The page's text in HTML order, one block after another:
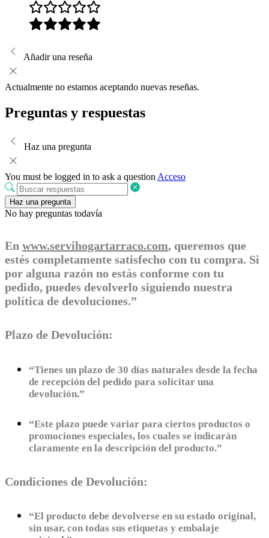
Añadir una reseña
Actualmente no estamos aceptando nuevas reseñas.
Preguntas y respuestas
Haz una pregunta
You must be logged in to ask a question Acceso
Haz una pregunta
No hay preguntas todavía
En www.servihogartarraco.com, queremos que
estés completamente satisfecho con tu compra. Si
por alguna razón no estás conforme con tu
pedido, puedes devolverlo siguiendo nuestra
política de devoluciones.”
Plazo de Devolución:
“Tienes un plazo de 30 días naturales desde la fecha
de recepción del pedido para solicitar una
devolución.”
“Este plazo puede variar para ciertos productos o
promociones especiales, los cuales se indicarán
claramente en la descripción del producto.”
Condiciones de Devolución:
“El producto debe devolverse en su estado original,
sin usar, con todas sus etiquetas y embalaje